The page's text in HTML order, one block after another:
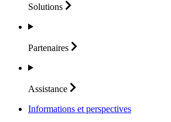
Solutions
Partenaires
Assistance
Informations et perspectives